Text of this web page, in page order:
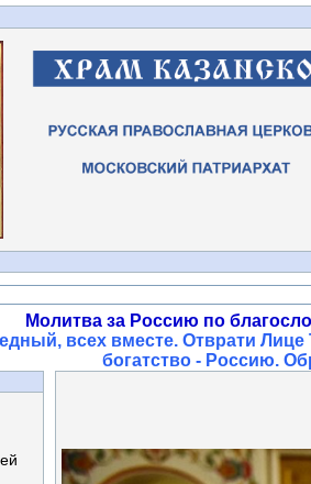
Молитва за Россию по
всех вместе. Отврати
богатство - Россию.